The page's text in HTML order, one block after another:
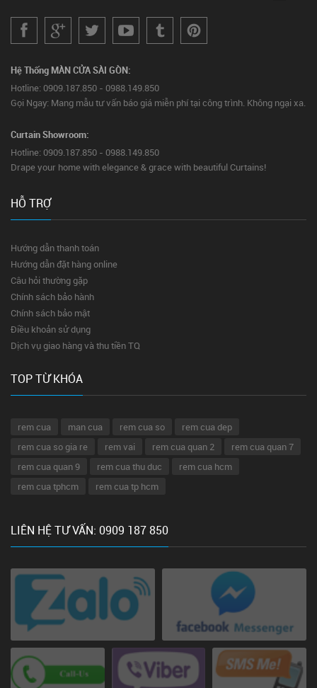
Hệ Thống MÀN CỬA SÀI GÒN:
Hotline: 0909.187.850 - 0988.149.850
Gọi Ngay: Mang mẫu tư vấn báo giá miễn phí tại công trình. Không ngại xa.
Curtain Showroom:
Hotline: 0909.187.850 - 0988.149.850
Drape your home with elegance & grace with beautiful Curtains!
HỖ TRỢ
Hướng dẫn thanh toán
Hướng dẫn đặt hàng online
Câu hỏi thường gặp
Chính sách bảo hành
Chính sách bảo mật
Điều khoản sử dụng
Dịch vụ giao hàng và thu tiền TQ
TOP TỪ KHÓA
rem cua man cua rem cua so
rem cua dep
rem cua so gia re
rem vai rem cua quan 2
rem cua quan 7
rem cua quan 9
rem cua thu duc
rem cua hcm
rem cua tphcm
rem cua tp hcm
LIÊN HỆ TƯ VẤN: 0909 187 850